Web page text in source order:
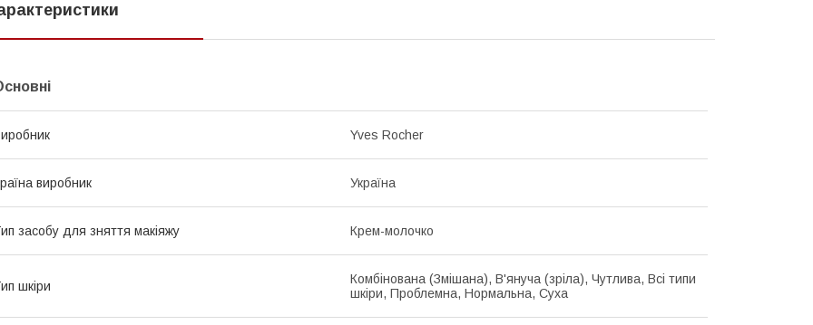
Yves Rocher
виробник Україна
засобу для зняття макіяжу Крем-молочко
шкіри
Комбінована (Змішана), В'януча (зріла), Чутлива, Всі типи
шкіри, Проблемна, Нормальна, Суха